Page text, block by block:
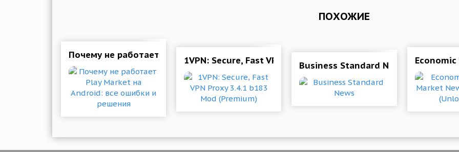
ПОХОЖИЕ
Почему не работает Play Market на Android: все ошибки и решения
1VPN: Secure, Fast VPN Proxy 3.4.1 b183 Mod (Premium)
Business Standard News Economic